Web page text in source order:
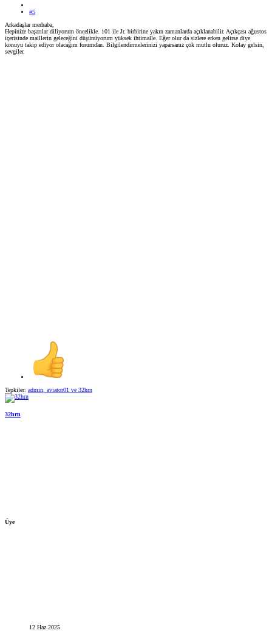
#5
Arkadaşlar merhaba,
Hepinize başarılar diliyorum öncelikle. 101 ile Jr. birbirine yakın zamanlarda açıklanabilir. Açıkçası ağustos
içerisinde maillerin geleceğini düşünüyorum yüksek ihtimalle. Eğer olur da sizlere erken gelirse diye
konuyu takip ediyor olacağım forumdan. Bilgilendirmelerinizi yaparsanız çok mutlu oluruz. Kolay gelsin,
sevgiler.
Tepkiler: admin aviator01 ve 32hrn
32hrn
Üye
12 Haz 2025